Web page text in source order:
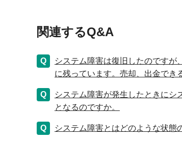
関連するQ&A
システム障害は復旧したのですが
に残っています。売却、出金でき
システム障害が発生したときにシ
となるのですか。
システム障害とはどのような状態